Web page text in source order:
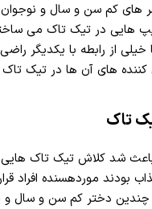
30 تا 50
های کم سن و سال و
هایی در تیک تاک می
از رابطه با یکدیگر
کننده های آن ها در تیک
تاک
شد کلاش تیک تاک هایی
بودند موردهسنده افراد
دختر کم سن و سال و